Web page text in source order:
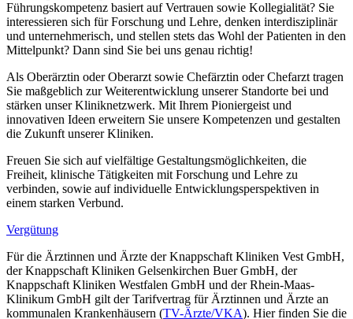
Führungskompetenz basiert auf Vertrauen sowie Kollegialität? Sie
interessieren sich für Forschung und Lehre, denken interdisziplinär
und unternehmerisch, und stellen stets das Wohl der Patienten in den
Mittelpunkt? Dann sind Sie bei uns genau richtig!
Als Oberärztin oder Oberarzt sowie Chefärztin oder Chefarzt tragen
Sie maßgeblich zur Weiterentwicklung unserer Standorte bei und
stärken unser Kliniknetzwerk. Mit Ihrem Pioniergeist und
innovativen Ideen erweitern Sie unsere Kompetenzen und gestalten
die Zukunft unserer Kliniken.
Freuen Sie sich auf vielfältige Gestaltungsmöglichkeiten, die
Freiheit, klinische Tätigkeiten mit Forschung und Lehre zu
verbinden, sowie auf individuelle Entwicklungsperspektiven in
einem starken Verbund.
Vergütung
Für die Ärztinnen und Ärzte der Knappschaft Kliniken Vest GmbH,
der Knappschaft Kliniken Gelsenkirchen Buer GmbH, der
Knappschaft Kliniken Westfalen GmbH und der Rhein-Maas-
Klinikum GmbH gilt der Tarifvertrag für Ärztinnen und Ärzte an
kommunalen Krankenhäusern (TV-Ärzte/VKA). Hier finden Sie die